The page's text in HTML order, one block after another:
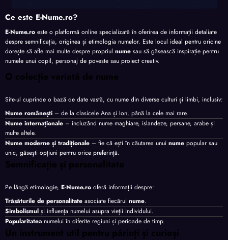
Ce este E-Nume.ro?
E-Nume.ro este o platformă online specializată în oferirea de informații detaliate
despre semnificația, originea și etimologia numelor. Este locul ideal pentru oricine
dorește să afle mai multe despre propriul nume sau să găsească inspirație pentru
numele unui copil, personaj de poveste sau proiect creativ.
O colecție variată de nume
Site-ul cuprinde o bază de date vastă, cu nume din diverse culturi și limbi, inclusiv:
Nume românești – de la clasicele Ana și Ion, până la cele mai rare.
Nume internaționale – incluzând nume maghiare, islandeze, persane, arabe și
multe altele.
Nume moderne și tradiționale – fie că ești în căutarea unui nume popular sau
unic, găsești opțiuni pentru orice preferință.
Semnificație și personalitate
Pe lângă etimologie, E-Nume.ro oferă informații despre:
Trăsăturile de personalitate asociate fiecărui nume.
Simbolismul și influența numelui asupra vieții individului.
Popularitatea numelui în diferite regiuni și perioade de timp.
Un instrument util pentru părinți și curioși